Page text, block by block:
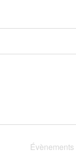
Évènements